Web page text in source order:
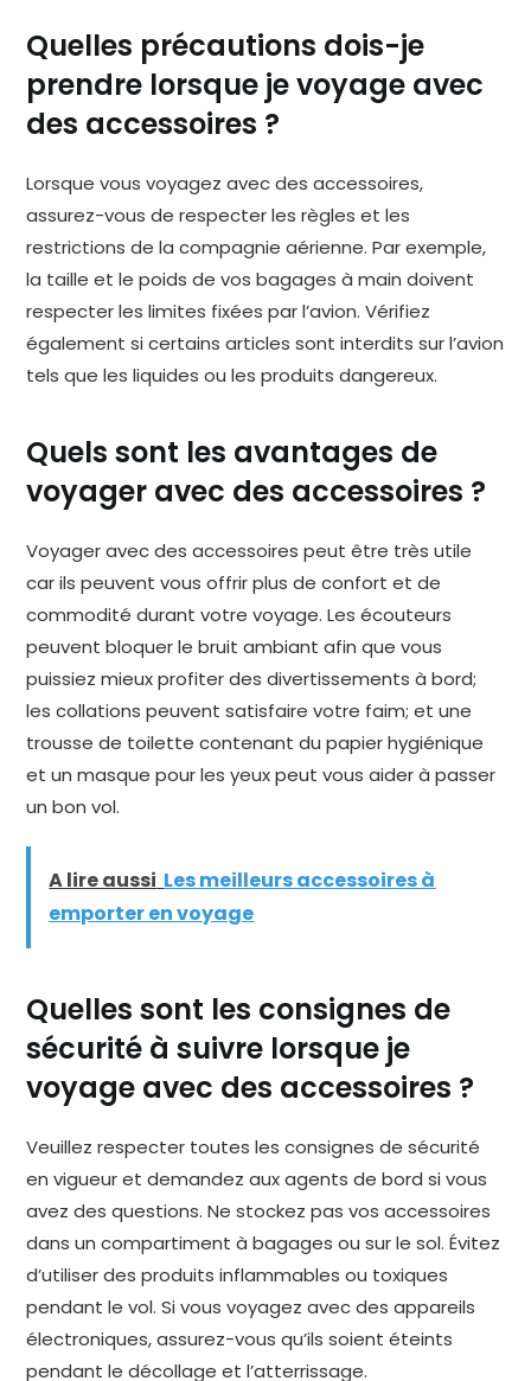
Quelles précautions dois-je
prendre lorsque je voyage avec
des accessoires ?
Lorsque vous voyagez avec des accessoires,
assurez-vous de respecter les règles et les
restrictions de la compagnie aérienne. Par exemple,
la taille et le poids de vos bagages à main doivent
respecter les limites fixées par l’avion. Vérifiez
également si certains articles sont interdits sur l’avion
tels que les liquides ou les produits dangereux.
Quels sont les avantages de
voyager avec des accessoires ?
Voyager avec des accessoires peut être très utile
car ils peuvent vous offrir plus de confort et de
commodité durant votre voyage. Les écouteurs
peuvent bloquer le bruit ambiant afin que vous
puissiez mieux profiter des divertissements à bord;
les collations peuvent satisfaire votre faim; et une
trousse de toilette contenant du papier hygiénique
et un masque pour les yeux peut vous aider à passer
un bon vol.
A lire aussi Les meilleurs accessoires à
emporter en voyage
Quelles sont les consignes de
sécurité à suivre lorsque je
voyage avec des accessoires ?
Veuillez respecter toutes les consignes de sécurité
en vigueur et demandez aux agents de bord si vous
avez des questions. Ne stockez pas vos accessoires
dans un compartiment à bagages ou sur le sol. Évitez
d’utiliser des produits inflammables ou toxiques
pendant le vol. Si vous voyagez avec des appareils
électroniques, assurez-vous qu’ils soient éteints
pendant le décollage et l’atterrissage.